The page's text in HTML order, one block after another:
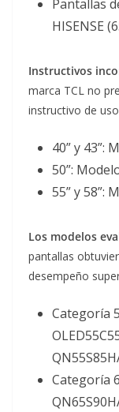
Pantallas
HISENSE
Instructivos
marca TCL no
instructivo de
40” y 43”:
50”:
55” y 58”:
Los modelos
pantallas
desempeño
Categoría
Categoría